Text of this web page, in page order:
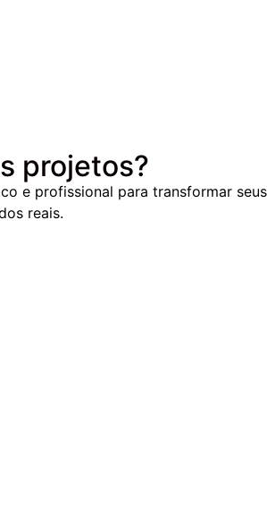
projetos?
e profissional para transformar seus
reais.